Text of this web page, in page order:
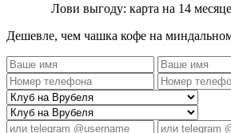
Лови выгоду: карта на 14
Дешевле, чем чашка кофе на